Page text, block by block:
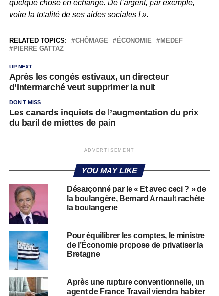
quelque chose en échange. De l’argent, par exemple,
voire la totalité de ses aides sociales ! ».
RELATED TOPICS: CHÔMAGE ÉCONOMIE
MEDEF
PIERRE GATTAZ
UP NEXT
Après les congés estivaux, un directeur
d’Intermarché veut supprimer la nuit
DON'T MISS
Les canards inquiets de l’augmentation du prix
du baril de miettes de pain
ADVERTISEMENT
YOU MAY LIKE
Désarçonné par le « Et avec ceci ? » de
la boulangère, Bernard Arnault rachète
la boulangerie
Pour équilibrer les comptes, le ministre
de l’Économie propose de privatiser la
Bretagne
Après une rupture conventionnelle, un
agent de France Travail viendra habiter